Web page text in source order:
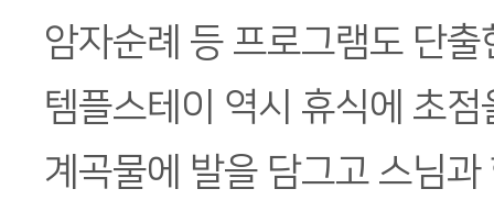
암자순례 등 프로그램도 단
템플스테이 역시 휴식에 초
계곡물에 발을 담그고 스님